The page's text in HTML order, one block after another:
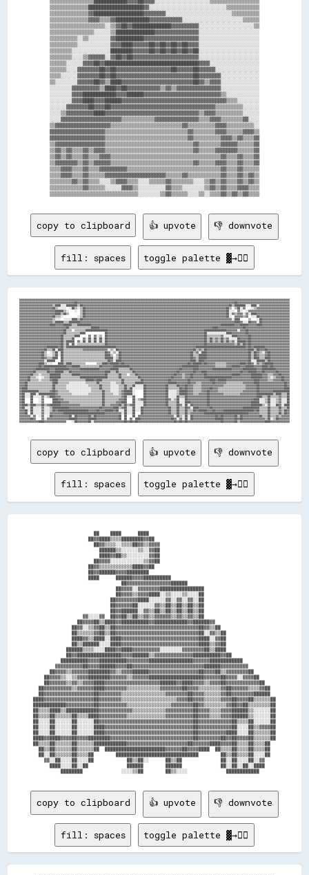
▒▒▒▒▒▒▒▒▒▒▒▒▒▒████████████████████▓▓░░░░░░░░░░░░░░░░░░░░░░░░░░░░▒▒▒▒▒▒▒▒▒▒▒▒
▒▒▒▒▒▒▒▒▒▒▒▒▒▒▓▓██████████████████▓▓▓▓▓▓▓▓░░░░░░░░░░░░░░░░░░░░░░░░▒▒▒▒▒▒▒▒▒▒
▒▒▒▒▒▒▒▒▒▒▒▒▒▒▓▓▓▓▒▒▒▒▓▓████████████▓▓▓▓▓▓▓▓▓▓▓▓░░░░░░░░░░░░░░░░░░░░░░▒▒▒▒▒▒
▒▒▒▒▒▒▒▒▒▒▒▒▒▒▒▒▒▒▒▒░░▒▒▓▓██▓▓██████████████▓▓▓▓▓▓▓▓▓▓░░░░░░░░░░░░░░░░░░░░▒▒
▒▒▒▒▒▒▒▒▒▒▒▒▒▒▒▒░░░░░░▒▒██████████████▓▓▓▓▓▓▓▓▓▓▓▓▓▓▓▓░░░░░░░░░░░░░░░░░░░░░░
▒▒▒▒▒▒▒▒▒▒░░▒▒░░░░░░░░▓▓██████████▓▓▓▓▓▓▓▓▓▓▓▓▓▓▓▓▓▓▓▓░░░░░░░░░░░░░░░░░░░░░░
▒▒▒▒▒▒▒▒▒▒░░░░░░░░░░░░▓▓▓▓████▓▓▓▓▓▓██▓▓██▓▓██▓▓██▓▓▓▓░░░░░░░░░░░░░░░░░░░░░░
▒▒▒▒▒▒▒▒░░░░░░░░░░░░░░████████▓▓▓▓▓▓██▓▓██▓▓██▓▓██▓▓██░░░░░░░░░░░░░░░░░░░░░░
▒▒▒▒▒▒▒▒░░░░▒▒▓▓▓▓▓▓░░▓▓██▓▓██▓▓▓▓▓▓▓▓▓▓▓▓▓▓▓▓▓▓▓▓▓▓▓▓░░░░░░░░░░░░░░░░░░░░░░
▒▒▒▒▒▒░░░░░░▓▓▓▓██▓▓██████████████████████████████████▓▓▓▓░░░░░░░░░░░░░░░░░░
▒▒▒▒▒▒░░░░▓▓▓▓▓▓▓▓██▓▓██▓▓▓▓▓▓▓▓▓▓▓▓▓▓▓▓▓▓▓▓██▓▓▓▓▓▓██▓▓▓▓▓▓░░░░░░░░░░░░░░░░
▒▒▒▒░░░░░░▓▓▓▓▓▓▓▓██▓▓██▓▓▓▓▓▓▓▓▓▓▓▓▓▓▓▓▓▓▓▓▓▓▓▓▓▓▓▓██▓▓▓▓▓▓▓▓░░░░░░░░░░░░░░
▒▒░░░░░░░░▓▓▓▓▓▓██▓▓▒▒████▓▓▓▓▓▓▓▓▓▓▓▓▓▓▓▓▓▓▓▓▓▓▓▓▓▓██▓▓▒▒▓▓▓▓░░░░░░░░░░░░░░
░░░░░░░░▓▓▓▓▓▓▓▓▓▓▒▒████▓▓██▓▓▓▓▓▓▓▓▓▓▓▓▒▒▓▓▒▒▓▓▓▓▓▓▓▓▓▓▓▓▓▓▓▓░░░░░░░░░░░░░░
░░░░░░░░▓▓▓▓████████████▓▓▓▓██████▓▓▓▓▓▓▓▓▓▓▓▓▓▓▓▓▓▓▓▓▓▓▓▓▓▓▓▓▒▒░░░░░░░░░░░░
░░░░░░░░▓▓▓▓████▓▓▓▓██████▓▓▓▓▓▓▓▓▓▓▓▓▓▓▓▓▓▓▓▓▓▓▓▓▓▓▓▓▓▓▓▓▓▓▓▓▓▓▒▒▒▒░░░░░░░░
░░░░░░▓▓▓▓▓▓▓▓██▓▓▓▓██▓▓▓▓▓▓▓▓▓▓▓▓▓▓▓▓▓▓▓▓▓▓▓▓▓▓▓▓▓▓▓▓▓▓▓▓▓▓▒▒▒▒▒▒▒▒▒▒░░░░░░
░░░░▒▒▓▓▓▓▓▓▓▓▓▓████▓▓▓▓▓▓▓▓▓▓▓▓▓▓▓▓▓▓▓▓▓▓▓▓▓▓▓▓▓▓▓▓▓▓▒▒▓▓▓▓▒▒▒▒▒▒▒▒▒▒░░░░░░
░░░░▓▓▓▓▓▓▓▓▓▓▓▓▓▓▓▓▓▓▓▓▓▓▒▒▒▒▒▒▒▒▒▒▒▒▓▓▓▓▓▓▓▓▓▓▓▓▓▓▓▓▒▒▒▒▓▓▓▓▒▒▒▒▒▒▒▒▓▓░░░░
▒▒▓▓▓▓▓▓▓▓▓▓▓▓▓▓▓▓▓▓▓▓▒▒▒▒▒▒▒▒▒▒▒▒▒▒▒▒▒▒▒▒▒▒▒▒▒▒▓▓▒▒▒▒▒▒▒▒▒▒▓▓▓▓▒▒▒▒▒▒▒▒▒▒░░
▓▓▓▓▓▓▓▓▓▓▓▓▓▓▓▓▓▓▓▓▒▒▒▒▒▒▒▒▒▒▒▒▒▒▒▒▒▒▒▒▒▒▒▒▒▒▒▒▒▒▓▓▒▒▒▒▒▒▒▒▓▓▓▓▒▒▒▒▒▒▓▓▓▓▒▒
▓▓▓▓▓▓▓▓▓▓▓▓▓▓▓▓▓▓▓▓▒▒▒▒▒▒▒▒▒▒▒▒▒▒▒▒▒▒▒▒▒▒▒▒▒▒▒▒▒▒▓▓▒▒▒▒▒▒▒▒▒▒▓▓▓▓▒▒▓▓▒▒▒▒▓▓
▒▒▓▓▓▓▓▓▓▓▓▓▓▓▓▓▓▓▓▓▒▒▒▒▒▒▒▒▒▒▒▒▒▒▒▒▒▒▒▒▒▒▒▒▒▒▒▒▒▒▒▒▓▓▒▒▒▒▒▒▒▒▓▓▓▓▓▓▒▒▒▒▒▒▓▓
▒▒▓▓▒▒▓▓▒▒▒▒▓▓▒▒▓▓▓▓▒▒▒▒▒▒▒▒▒▒▒▒▒▒▒▒▒▒▒▒▒▒▒▒▒▒▒▒▒▒▒▒▓▓▒▒▒▒▒▒▓▓▓▓▓▓▓▓▒▒▒▒▒▒▓▓
▒▒▓▓▒▒▓▓▒▒▒▒▓▓▒▒▒▒▓▓▓▓▒▒▒▒▒▒▒▒▒▒▒▒▒▒▒▒▒▒▒▒▒▒▒▒▒▒▒▒▒▒▒▒▒▒▒▒▒▒▒▒▓▓▒▒▒▒▓▓▒▒▒▒▓▓
▒▒▓▓▓▓▓▓▓▓▒▒▓▓▒▒▓▓▓▓▓▓▒▒▒▒▒▒▒▒▒▒▒▒▒▒▒▒▒▒▒▒▒▒▒▒▒▒▒▒▒▒▓▓▒▒▒▒▒▒▓▓▓▓▒▒▒▒▓▓▒▒▒▒▓▓
▒▒▒▒▓▓▓▓▒▒▒▒▓▓▒▒▒▒▓▓▓▓▓▓▓▓▓▓▒▒▒▒▒▒▒▒▒▒▒▒▒▒▒▒▒▒▒▒▒▒▒▒▒▒▒▒▒▒▒▒▒▒▓▓▒▒▒▒▓▓▒▒▒▒▒▒
▒▒▒▒▓▓▓▓▒▒▒▒▓▓▒▒▒▒▒▒▓▓▓▓▓▓▓▓▓▓▓▓▓▓▓▓▓▓▓▓▓▓▒▒▒▒▒▒▓▓▒▒▒▒▒▒▒▒▒▒▒▒▓▓▒▒▒▒▓▓▒▒▓▓▒▒
▒▒▒▒▒▒▒▒▓▓▒▒▓▓▒▒▒▒░░░░▒▒▓▓▓▓▒▒▒▒░░░░▒▒▒▒▒▒▓▓▒▒▒▒▒▒▒▒░░░░▒▒▓▓▒▒▓▓▒▒▒▒▓▓▒▒▓▓▒▒
▒▒▒▒▒▒▒▒▒▒▒▒▓▓▒▒▒▒▒▒░░░░░░▓▓▓▓▒▒░░░░░░░░░░▓▓▒▒▒▒░░░░░░░░▒▒▓▓▒▒▓▓▒▒▒▒▓▓▓▓▒▒▒▒
copy to clipboard 👍 upvote 👎 downvote
fill: spaces toggle palette ▓→✊🏽
▓▓▓▓▓▓▓▓▓▓▓▓▓▓▓▓▓▓▓▓▓▓▓▓▓▓▓▓▓▓▓▓▓▓▓▓▓▓▓▓▓▓▓▓▓▓▓▓▓▓▓▓▓▓▓▓▓▓▓▓▓▓▓▓▓▓▓▓▓▓▓▓▓▓▓▓▓▓▓▓▓▓▓▓▓▓▓▓▓▓▓▓▓▓▓▓▓▓▓▓▓▓▓▓▓▓▓▓▓▓▓▓▓▓▓▓▓▓▓▓▓▓▓▓▓▓▓▓▓▓▓▓▓▓▓▓▓▓▓▓▓▓▓▓▓▓▓▓▓▓▓▓▓▓▓▓▓▓▓▓▓▓▓▓▓▓▓▓▓▓▓▓▓▓▓▓▓▓▓▓▓▓▓▓▓▓▓▓▓▓▓▓▓▓▓▓
▓▓▓▓▓▓▓▓▓▓▓▓▓▓▓▓▓▓▓▓▓▓▓▓▓▓▓▓▓▓▓▓▓▓▓▓▓▓▓▓██▓▓▓▓▓▓▓▓▓▓▓▓▓▓▓▓▓▓▓▓▓▓▓▓▓▓▓▓▓▓▓▓▓▓▓▓▓▓▓▓▓▓▓▓▓▓▓▓▓▓▓▓▓▓▓▓▓▓▓▓▓▓▓▓▓▓▓▓▓▓▓▓▓▓▓▓▓▓▓▓▓▓▓▓▓▓▓▓▓▓▓▓▓▓▓▓▓▓▓▓▓▓▓▓▓▓▓▓▓▓▓▓▓▓██▓▓▓▓▓▓▓▓▓▓▓▓▓▓▓▓▓▓▓▓▓▓▓▓▓▓▓▓▓▓▓▓▓▓▓▓▓▓
▓▓▓▓▓▓▓▓▓▓▓▓▓▓▓▓▓▓▓▓▓▓▓▓▒▒████░░░░████████▒▒██▓▓▓▓▓▓▓▓▓▓▓▓▓▓▓▓▓▓▓▓▓▓▓▓▓▓▓▓▓▓▓▓▓▓▓▓▓▓▓▓▓▓▓▓▓▓▓▓▓▓▓▓▓▓▓▓▓▓▓▓▓▓▓▓▓▓▓▓▓▓▓▓▓▓▓▓▓▓▓▓▓▓▓▓▓▓▓▓▓▓▓▓▓▓▓▓▓▓▓▓▓▓▓▓▓▓██▒▒████████░░░░████░░▓▓▓▓▓▓▓▓▓▓▓▓▓▓▓▓▓▓▓▓▓▓
▓▓▓▓▓▓▓▓▓▓▓▓▓▓▓▓▓▓▓▓▓▓▓▓██▒▒░░░░░░  ░░██▒▒░░▒▒██▓▓▓▓▓▓▓▓▓▓▓▓▓▓▓▓▓▓▓▓▓▓▓▓▓▓▓▓▓▓▓▓▓▓▓▓▓▓▓▓▓▓▓▓▓▓▓▓▓▓▓▓▓▓▓▓▓▓▓▓▓▓▓▓▓▓▓▓▓▓▓▓▓▓▓▓▓▓▓▓▓▓▓▓▓▓▓▓▓▓▓▓▓▓▓▓▓▓▓▓▓▓██▒▒  ▒▒██░░▓▓    ░░▒▒▓▓▓▓▓▓▓▓▓▓▓▓▓▓▓▓▓▓▓▓▓▓▓▓
▓▓▓▓▓▓▓▓▓▓▓▓▓▓▓▓▓▓▓▓▓▓▓▓▓▓██████▒▒░░    ░░  ▒▒██▓▓▓▓▓▓▓▓▓▓▓▓▓▓▓▓▓▓▓▓▓▓▓▓▓▓▓▓▓▓▓▓▓▓▓▓▓▓▓▓▓▓▓▓▓▓▓▓▓▓▓▓▓▓▓▓▓▓▓▓▓▓▓▓▓▓▓▓▓▓▓▓▓▓▓▓▓▓▓▓▓▓▓▓▓▓▓▓▓▓▓▓▓▓▓▓▓▓▓▓▓▓██░░░░  ▓▓░░  ░░▓▓▓▓▓▓▓▓▓▓▓▓▓▓▓▓▓▓▓▓▓▓▓▓▓▓▓▓▓▓
▓▓▓▓▓▓▓▓▓▓▓▓▓▓▓▓▓▓▓▓▓▓▓▓▓▓████▒▒██▒▒        ▒▒██▓▓▓▓▓▓▓▓▓▓▓▓▓▓▓▓▓▓▓▓▓▓▓▓▓▓▓▓▓▓▓▓▓▓▓▓▓▓▓▓▓▓▓▓▓▓▓▓▓▓▓▓▓▓▓▓▓▓▓▓▓▓▓▓▓▓▓▓▓▓▓▓▓▓▓▓▓▓▓▓▓▓▓▓▓▓▓▓▓▓▓▓▓▓▓▓▓▓▓▓▓▓██░░▓▓▒▒▓▓▓▓░░▓▓░░████▓▓▓▓▓▓▓▓▓▓▓▓▓▓▓▓▓▓▓▓▓▓▓▓
▓▓▓▓▓▓▓▓▓▓▓▓▓▓▓▓▓▓▓▓▓▓▓▓██▒▒▒▒░░          ░░▒▒██▓▓▓▓▓▓▓▓▓▓▓▓▓▓▓▓▓▓▓▓▓▓▓▓▓▓▓▓▓▓▓▓▓▓▓▓▓▓▓▓▓▓▓▓▓▓▓▓▓▓▓▓▓▓▓▓▓▓▓▓▓▓▓▓▓▓▓▓▓▓▓▓▓▓▓▓▓▓▓▓▓▓▓▓▓▓▓▓▓▓▓▓▓▓▓▓▓▓▓▓▓▓██░░  ▓▓▓▓▓▓▒▒▓▓  ░░░░██▓▓▓▓▓▓▓▓▓▓▓▓▓▓▓▓▓▓▓▓▓▓
▓▓▓▓▓▓▓▓▓▓▓▓▓▓▓▓▓▓▓▓▓▓▓▓▒▒░░░░  ░░░░░░████▒▒██▓▓▓▓▓▓▓▓▓▓▓▓▓▓▓▓▓▓▓▓▓▓▓▓▓▓▓▓▓▓▓▓▓▓▓▓▓▓▓▓▓▓▓▓▓▓▓▓▓▓▓▓▓▓▓▓▓▓▓▓▓▓▓▓▓▓▓▓▓▓▓▓▓▓▓▓▓▓▓▓▓▓▓▓▓▓▓▓▓▓▓▓▓▓▓▓▓▓▓▓▓▓▓▓▓▓▓▓░░████      ▒▒    ░░██▓▓▓▓▓▓▓▓▓▓▓▓▓▓▓▓▓▓▓▓
▓▓▓▓▓▓▓▓▓▓▓▓▓▓▓▓▓▓▓▓▓▓▓▓▒▒██████▒▒▒▒████████▓▓▓▓▓▓▓▓▓▓▓▓▓▓▓▓▓▓▓▓▓▓▓▓▓▓▓▓▓▓▓▓▓▓▓▓▓▓▓▓▓▓▓▓▓▓▓▓▓▓▓▓▓▓▓▓▓▓▓▓▓▓▓▓▓▓▓▓▓▓▓▓▓▓▓▓▓▓▓▓▓▓▓▓▓▓▓▓▓▓▓▓▓▓▓▓▓▓▓▓▓▓▓▓▓▓▓▓▓▓▓▓████▓▓░░░░██▓▓▓▓░░██▓▓▓▓▓▓▓▓▓▓▓▓▓▓▓▓▓▓▓▓
▓▓▓▓▓▓▓▓▓▓▓▓▓▓▓▓▓▓▓▓▓▓████▓▓▓▓▓▓██████▒▒▒▒██████████▓▓▓▓▓▓▓▓▓▓▓▓▓▓▓▓▓▓▓▓▓▓▓▓▓▓▓▓▓▓▓▓▓▓▓▓▓▓▓▓▓▓▓▓▓▓▓▓▓▓▓▓▓▓▓▓▓▓▓▓▓▓▓▓▓▓▓▓▓▓▓▓▓▓▓▓▓▓▓▓▓▓▓▓▓▓▓▓▓▓▓▓▓▓██████████▓▓▓▓██████▓▓▓▓▓▓████▓▓▓▓▓▓▓▓▓▓▓▓▓▓▓▓▓▓▓▓
▓▓▓▓▓▓▓▓▓▓▓▓▓▓▓▓▓▓▓▓▓▓▓▓▓▓▓▓▓▓▓▓▓▓██▒▒▒▒▒▒▒▒▒▒▒▒▒▒▒▒██████▓▓▓▓▓▓▓▓▓▓▓▓▓▓▓▓▓▓▓▓▓▓▓▓▓▓▓▓▓▓▓▓▓▓▓▓▓▓▓▓▓▓▓▓▓▓▓▓▓▓▓▓▓▓▓▓▓▓▓▓▓▓▓▓▓▓▓▓▓▓▓▓▓▓▓▓▓▓▓▓▓▓████▓▓▓▓▓▓▓▓▓▓▓▓▓▓▓▓▓▓██▓▓▓▓▓▓▓▓▓▓▓▓▓▓▓▓▓▓▓▓▓▓▓▓▓▓▓▓▓▓▓▓
▓▓▓▓▓▓▓▓▓▓▓▓▓▓▓▓▓▓▓▓▓▓▓▓▓▓▓▓▓▓▓▓██▒▒▒▒  ▒▒▒▒▒▒▒▒████████████████▓▓▓▓▓▓▓▓▓▓▓▓▓▓▓▓▓▓▓▓▓▓▓▓▓▓▓▓▓▓▓▓▓▓▓▓▓▓▓▓▓▓▓▓▓▓▓▓▓▓▓▓▓▓▓▓▓▓▓▓▓▓▓▓▓▓▓▓▓▓████████████████▓▓▓▓▓▓▓▓░░▓▓▓▓██▓▓▓▓▓▓▓▓▓▓▓▓▓▓▓▓▓▓▓▓▓▓▓▓▓▓▓▓▓▓
▓▓▓▓▓▓▓▓▓▓▓▓▓▓▓▓▓▓▓▓▓▓▓▓▓▓▓▓▓▓▓▓██▒▒▒▒▒▒▒▒▒▒████              ██▓▓▓▓▓▓▓▓▓▓▓▓▓▓▓▓▓▓▓▓▓▓▓▓▓▓▓▓▓▓▓▓▓▓▓▓▓▓▓▓▓▓▓▓▓▓▓▓▓▓▓▓▓▓▓▓▓▓▓▓▓▓▓▓▓▓▓▓▓▓██░░░░░░░░░░░░░░████▓▓▓▓▓▓▓▓▓▓██▓▓▓▓▓▓▓▓▓▓▓▓▓▓▓▓▓▓▓▓▓▓▓▓▓▓▓▓▓▓
▓▓▓▓▓▓▓▓▓▓▓▓▓▓▓▓▓▓▓▓▓▓▓▓▓▓▓▓▓▓██▒▒▒▒▒▒▒▒████      ▓▓  ▓▓░░▒▒  ██▓▓▓▓▓▓▓▓▓▓▓▓▓▓▓▓▓▓▓▓▓▓▓▓▓▓▓▓▓▓▓▓▓▓▓▓▓▓▓▓▓▓▓▓▓▓▓▓▓▓▓▓▓▓▓▓▓▓▓▓▓▓▓▓▓▓▓▓▓▓██▒▒▒▒▒▒▒▒▒▒▓▓░░░░░░████▓▓▓▓▓▓▓▓██▓▓▓▓▓▓▓▓▓▓▓▓▓▓▓▓▓▓▓▓▓▓▓▓▓▓▓▓
▓▓▓▓▓▓▓▓▓▓▓▓▓▓▓▓▓▓▓▓▓▓▓▓▓▓▓▓▓▓██▒▒▒▒▒▒██      ▓▓░░██░░██░░██░░██▓▓▓▓▓▓▓▓▓▓▓▓▓▓▓▓▓▓▓▓▓▓▓▓▓▓▓▓▓▓▓▓▓▓▓▓▓▓▓▓▓▓▓▓▓▓▓▓▓▓▓▓▓▓▓▓▓▓▓▓▓▓▓▓▓▓▓▓▓▓██▒▒██▒▒▓▓▒▒██▒▒▓▓░░░░░░██▓▓▓▓▓▓██▓▓▓▓▓▓▓▓▓▓▓▓▓▓▓▓▓▓▓▓▓▓▓▓▓▓▓▓
▓▓▓▓▓▓▓▓▓▓▓▓▓▓▓▓▓▓▓▓▓▓▓▓▓▓▓▓▓▓██▒▒██████  ▓▓░░██░░██░░██░░██░░██▓▓▓▓▓▓▓▓▓▓▓▓▓▓▓▓▓▓▓▓▓▓▓▓▓▓▓▓▓▓▓▓▓▓▓▓▓▓▓▓▓▓▓▓▓▓▓▓▓▓▓▓▓▓▓▓▓▓▓▓▓▓▓▓▓▓▓▓▓▓██▒▒██▒▒▓▓▒▒██▒▒██▒▒▓▓░░██████▓▓██▓▓▓▓▓▓▓▓▓▓▓▓▓▓▓▓▓▓▓▓▓▓▓▓▓▓▓▓
▓▓▓▓▓▓▓▓▓▓▓▓▓▓▓▓▓▓▓▓▓▓▓▓▓▓▓▓▓▓██▒▒██░░██░░▒▒▒▒▒▒▒▒▒▒▒▒▒▒▒▒▒▒▒▒██▓▓▓▓▓▓▓▓▓▓▓▓▓▓▓▓▓▓▓▓▓▓▓▓▓▓▓▓▓▓▓▓▓▓▓▓▓▓▓▓▓▓▓▓▓▓▓▓▓▓▓▓▓▓▓▓▓▓▓▓▓▓▓▓▓▓▓▓▓▓██▓▓▓▓▓▓▓▓▓▓▓▓▓▓▓▓▓▓▓▓▒▒██▒▒██▓▓██▓▓▓▓▓▓▓▓▓▓▓▓▓▓▓▓▓▓▓▓▓▓▓▓▓▓▓▓
▓▓▓▓▓▓▓▓▓▓▓▓▓▓▓▓▓▓▓▓████████▓▓██▒▒████████████████████████████████████▓▓▓▓▓▓▓▓▓▓▓▓▓▓▓▓▓▓▓▓▓▓▓▓▓▓▓▓▓▓▓▓▓▓▓▓▓▓▓▓▓▓▓▓▓▓▓▓▓▓▓▓▓▓▓▓▓▓████████████████████████████████████▓▓██▓▓████████▓▓▓▓▓▓▓▓▓▓▓▓▓▓▓▓▓▓
▓▓▓▓▓▓▓▓▓▓▓▓▓▓▓▓▓▓██▒▒▒▒██░░████▒▒▒▒▒▒▒▒▒▒▒▒▒▒▓▓▓▓▓▓▓▓▓▓▓▓▓▓▓▓▓▓░░▒▒░░██▓▓▓▓▓▓▓▓▓▓▓▓▓▓▓▓▓▓▓▓▓▓▓▓▓▓▓▓▓▓▓▓▓▓▓▓▓▓▓▓▓▓▓▓▓▓▓▓▓▓▓▓▓▓██▒▒▓▓▒▒██▓▓▓▓▓▓▓▓▓▓▓▓▓▓▓▓▓▓▓▓▓▓▓▓▓▓▓▓▓▓████▒▒██▓▓▓▓██▓▓▓▓▓▓▓▓▓▓▓▓▓▓▓▓
▓▓▓▓▓▓▓▓▓▓▓▓▓▓▓▓██▒▒  ░░▒▒██░░██▒▒▒▒▒▒▒▒▒▒▒▒▒▒▒▒▒▒▒▒▒▒▒▒▒▒▒▒▒▒██▓▓░░▒▒░░██▓▓▓▓▓▓▓▓▓▓▓▓▓▓▓▓▓▓▓▓▓▓▓▓▓▓▓▓▓▓▓▓▓▓▓▓▓▓▓▓▓▓▓▓▓▓▓▓▓▓██▒▒▓▓░░████▓▓▓▓▓▓▓▓▓▓▓▓▓▓▓▓▓▓▓▓▓▓▓▓▓▓▓▓▓▓██▒▒██▓▓▒▒░░▓▓██▓▓▓▓▓▓▓▓▓▓▓▓▓▓
▓▓▓▓▓▓▓▓▓▓▓▓▓▓▓▓██▒▒░░░░▒▒██░░██▒▒▒▒▒▒▒▒▒▒▒▒▒▒▒▒▒▒▒▒▒▒▒▒▒▒▒▒▒▒████▒▒  ▒▒██▓▓▓▓▓▓▓▓▓▓▓▓▓▓▓▓▓▓▓▓▓▓▓▓▓▓▓▓▓▓▓▓▓▓▓▓▓▓▓▓▓▓▓▓▓▓▓▓▓▓██▒▒▒▒██████▓▓▓▓▓▓▓▓▓▓▓▓▓▓▓▓▓▓▓▓▓▓▓▓▓▓▓▓▓▓██▒▒██▓▓▒▒▒▒▓▓██▓▓▓▓▓▓▓▓▓▓▓▓▓▓
▓▓▓▓▓▓▓▓▓▓▓▓▓▓▓▓██▓▓▒▒▒▒████  ██▒▒▒▒▒▒▒▒▒▒▒▒▒▒▒▒▒▒▒▒▒▒▒▒▒▒▒▒▒▒██████░░▒▒██▓▓▓▓▓▓▓▓▓▓▓▓▓▓▓▓▓▓▓▓▓▓▓▓▓▓▓▓▓▓▓▓▓▓▓▓▓▓▓▓▓▓▓▓▓▓▓▓▓▓██▓▓▒▒██████▓▓▓▓▓▓▓▓▓▓▓▓▓▓▓▓▓▓▓▓▓▓▓▓▓▓▓▓▓▓██▒▒████▒▒▒▒████▓▓▓▓▓▓▓▓▓▓▓▓▓▓
▓▓▓▓▓▓▓▓▓▓▓▓▓▓▓▓▓▓░░██████    ██▒▒▒▒▒▒▒▒▒▒▒▒▒▒▒▒▒▒▒▒▒▒▒▒▒▒▒▒▒▒▒▒██▓▓░░████▓▓▓▓▓▓▓▓▓▓▓▓▓▓▓▓▓▓▓▓▓▓▓▓▓▓▓▓▓▓▓▓▓▓▓▓▓▓▓▓▓▓▓▓▓▓▓▓▓▓████▒▒████▓▓▓▓▓▓▓▓▓▓▓▓▓▓▓▓▓▓▓▓▓▓▓▓▓▓▓▓▓▓▓▓██░░░░██████▒▒██▓▓▓▓▓▓▓▓▓▓▓▓▓▓
▓▓▓▓▓▓▓▓▓▓▓▓▓▓████▒▒░░░░    ████▒▒████▒▒▒▒▒▒▒▒▒▒        ▒▒▒▒████▓▓██████▓▓██▓▓▓▓▓▓▓▓▓▓▓▓▓▓▓▓▓▓▓▓▓▓▓▓▓▓▓▓▓▓▓▓▓▓▓▓▓▓▓▓▓▓▓▓▓▓██▓▓██████▓▓██▓▓▓▓▓▓▒▒▒▒▒▒▒▒▓▓▓▓▓▓▓▓▓▓████▓▓██▓▓░░▓▓▒▒▓▓██████▓▓▓▓▓▓▓▓▓▓▓▓
▓▓▓▓▓▓▓▓▓▓▓▓▓▓██▓▓████████████████▓▓▓▓██████▒▒▒▒▒▒▒▒▒▒▒▒▒▒██▓▓▓▓▓▓▓▓████████████▓▓▓▓▓▓▓▓▓▓▓▓▓▓▓▓▓▓▓▓▓▓▓▓▓▓▓▓▓▓▓▓▓▓▓▓▓▓████████████▓▓▓▓▓▓▓▓▓▓▓▓▒▒▒▒▒▒▒▒▓▓▓▓██████▓▓▓▓██████▓▓▓▓▓▓████▓▓██▓▓▓▓▓▓▓▓▓▓▓▓
▓▓▓▓▓▓▓▓▓▓▓▓██████████▓▓▓▓██████████▓▓▓▓▓▓▓▓██████████████▓▓▓▓▓▓▓▓██████▒▒▒▒▒▒▒▒██▓▓▓▓▓▓▓▓▓▓▓▓▓▓▓▓▓▓▓▓▓▓▓▓▓▓▓▓▓▓▓▓▓▓██▓▓▓▓▓▓▓▓████▓▓▓▓▓▓▓▓▓▓██████████████▓▓▓▓▓▓▓▓██████████▓▓▓▓██████████▓▓▓▓▓▓▓▓▓▓
▓▓▓▓▓▓▓▓▓▓██▒▒▒▒▒▒▒▒██▓▓▓▓██████▒▒▒▒██▓▓▓▓▓▓▓▓▓▓▓▓▓▓▓▓▓▓▓▓▓▓▓▓████▒▒▒▒██▒▒▒▒▒▒▒▒▒▒██▓▓▓▓▓▓▓▓▓▓▓▓▓▓▓▓▓▓▓▓▓▓▓▓▓▓▓▓▓▓██▓▓▓▓▓▓▓▓▓▓██▓▓▓▓████▓▓▓▓▓▓▓▓▓▓▓▓▓▓▓▓▓▓▓▓▓▓▓▓██▓▓▓▓██████▓▓▓▓██▓▓▓▓▓▓▓▓██▓▓▓▓▓▓▓▓
▓▓▓▓▓▓▓▓██▒▒▒▒░░▒▒▒▒▒▒████████▒▒▒▒▒▒▒▒██████▓▓▓▓▓▓▓▓▓▓▓▓▓▓▓▓▓▓██▒▒▒▒▒▒▒▒██▒▒▒▒  ▒▒▒▒██▓▓▓▓▓▓▓▓▓▓▓▓▓▓▓▓▓▓▓▓▓▓▓▓▓▓██▓▓▓▓▒▒▓▓▓▓██▓▓▓▓▓▓▓▓██▓▓▓▓▓▓▓▓▓▓▓▓▓▓▓▓▓▓██████▓▓▓▓▓▓▓▓████████▓▓▓▓▒▒▒▒▓▓▓▓██▓▓▓▓▓▓
▓▓▓▓▓▓██▒▒▒▒░░  ░░▒▒▒▒████████▒▒▒▒▒▒▒▒▒▒▒▒▒▒████████████████████▒▒▒▒▒▒▒▒██▒▒▒▒▒▒▒▒▒▒▒▒██▓▓▓▓▓▓▓▓▓▓▓▓▓▓▓▓▓▓▓▓▓▓██▓▓▓▓▓▓▒▒▓▓▓▓██▓▓▓▓▓▓▓▓████████████████████▓▓▓▓▓▓▓▓▓▓▓▓▓▓████████▓▓▓▓▒▒░░▒▒▓▓▓▓██▓▓▓▓
▓▓▓▓▓▓██▒▒▒▒▒▒░░▒▒▒▒▒▒▓▓████▒▒▒▒▒▒▒▒▒▒▒▒▒▒▒▒▒▒▒▒██████▓▓████▒▒▒▒▒▒▒▒▒▒▒▒▒▒██▒▒▒▒▒▒▒▒▒▒▒▒██▓▓▓▓▓▓▓▓▓▓▓▓▓▓▓▓▓▓██▓▓▓▓▓▓▓▓▓▓▓▓██▓▓▓▓▓▓▓▓▓▓▓▓▓▓████▓▓██████▓▓▓▓▓▓▓▓▓▓▓▓▓▓▓▓▓▓▓▓████▓▓▓▓▓▓▒▒▒▒▓▓▓▓▓▓██▓▓▓▓
▓▓▓▓██▒▒▒▒▒▒▒▒▒▒▒▒▒▒▒▒▒▒████▒▒▒▒▒▒▒▒░░░░░░░░░░░░▒▒▒▒▒▒▒▒██▒▒▒▒▒▒▒▒░░░░▒▒▒▒██▒▒▒▒▒▒▒▒██████▓▓▓▓▓▓▓▓▓▓▓▓▓▓▓▓▓▓██████▓▓▓▓▓▓▓▓██▓▓▓▓▒▒▒▒▓▓▓▓▓▓▓▓██▓▓▓▓▓▓▓▓▒▒▒▒▒▒▒▒▒▒▒▒▓▓▓▓▓▓▓▓████▓▓▓▓▓▓▓▓▓▓▓▓▓▓▓▓▓▓██▓▓
▓▓▓▓██▒▒▒▒▒▒▒▒▒▒▒▒▒▒▒▒▒▒██▒▒▒▒▒▒▒▒░░░░░░░░░░░░░░░░▒▒▒▒▒▒▒▒██▒▒▒▒▒▒░░░░░░▒▒▒▒██▒▒▒▒██░░░░░░██▓▓▓▓▓▓▓▓▓▓▓▓▓▓██▒▒▒▒▒▒██▓▓▓▓██▓▓▓▓▒▒▒▒▒▒▓▓▓▓▓▓▓▓▓▓▓▓▓▓▓▓▒▒▒▒▒▒▒▒▒▒▒▒▒▒▒▒▓▓▓▓▓▓▓▓██▓▓▓▓▓▓▓▓▓▓▓▓▓▓▓▓▓▓██▓▓
▓▓████▒▒▒▒▒▒▒▒▒▒▒▒▒▒▒▒▒▒██▒▒▒▒▒▒▒▒░░░░░░░░░░░░░░░░░░▒▒▒▒▒▒██▒▒▒▒▒▒░░░░░░▒▒▒▒██▒▒██░░░░░░░░██▓▓▓▓▓▓▓▓▓▓▓▓▓▓██▒▒▒▒▒▒▒▒██▓▓██▓▓▓▓▒▒▒▒▒▒▓▓▓▓▓▓██▓▓▓▓▒▒▒▒▒▒▒▒▒▒▒▒▒▒▒▒▒▒▒▒▓▓▓▓▓▓▓▓██▓▓▓▓▓▓▓▓▓▓▓▓▓▓▓▓▓▓████
▓▓████████████▒▒▒▒▒▒▒▒▓▓██▓▓▒▒▒▒▒▒▒▒░░░░░░░░░░░░░░░░▒▒▒▒▒▒▒▒██▒▒▒▒░░░░░░▒▒▓▓██████░░      ██▓▓▓▓▓▓▓▓▓▓▓▓▓▓██░░░░░░▒▒██████▓▓▓▓▒▒▒▒▒▒▓▓▓▓██▓▓▓▓▓▓▒▒▒▒▒▒▒▒▒▒▒▒▒▒▒▒▒▒▓▓▓▓▓▓▓▓▓▓██▓▓▓▓▓▓▓▓▓▓████████████
▓▓██░░░░████░░████████████▓▓▒▒▒▒▒▒▒▒▒▒░░░░░░░░░░░░▒▒▒▒▒▒▒▒▒▒██▒▒▒▒▒▒░░░░▒▒▓▓██████░░      ██▓▓▓▓▓▓▓▓▓▓▓▓▓▓██░░░░░░▒▒██████▓▓▓▓▒▒▒▒▓▓▓▓▓▓██▓▓▓▓▓▓▓▓▓▓▒▒▒▒▒▒▒▒▒▒▒▒▓▓▓▓▓▓▓▓▓▓▓▓████████████▒▒████▒▒▒▒██
▓▓██░░░░██░░░░░░▓▓░░▒▒████▓▓▓▓▒▒▒▒▒▒▒▒▒▒▒▒▒▒▒▒▒▒▒▒▒▒▒▒▒▒▒▒▒▒██▒▒▒▒▒▒▒▒▒▒▒▒▓▓██░░░░██      ██▓▓▓▓▓▓▓▓▓▓▓▓▓▓██░░░░░░██▒▒▒▒██▓▓▓▓▓▓▓▓▓▓▓▓▓▓██▓▓▓▓▓▓▓▓▓▓▓▓▓▓▓▓▓▓▓▓▓▓▓▓▓▓▓▓▓▓▓▓▓▓████▒▒▒▒██▒▒▒▒▒▒▓▓▒▒▒▒██
▓▓██    ██    ░░▓▓      ████▓▓▓▓▒▒▒▒▒▒▒▒▒▒▒▒▒▒▒▒▒▒▒▒▒▒▒▒▒▒▒▒██▒▒▒▒▒▒▒▒▒▒▓▓▓▓██    ██░░▒▒▓▓██▓▓▓▓▓▓▓▓▓▓▓▓▓▓██▓▓░░▒▒██░░░░██▓▓▓▓▓▓▓▓▓▓▓▓▓▓██▓▓▓▓▓▓▓▓▓▓▓▓▓▓▓▓▓▓▓▓▓▓▓▓▓▓▓▓▓▓▓▓████░░░░▒▒██░░░░▒▒▓▓░░░░██
▓▓██    ██    ░░▓▓      ██████▓▓▓▓▓▓▒▒▒▒▒▒▒▒▒▒▒▒▒▒▒▒▒▒▒▒▒▒▒▒██▒▒▒▒▒▒▒▒▓▓▓▓████    ██░░░░░░██▓▓▓▓▓▓▓▓▓▓▓▓▓▓██▒▒▒▒▒▒██░░░░████▓▓▓▓▓▓▓▓▓▓▓▓██▓▓▓▓▓▓▓▓▓▓▓▓▓▓▓▓▓▓▓▓▓▓▓▓▓▓▓▓▓▓██████░░░░▒▒██░░░░▒▒▓▓░░░░██
▓▓████▒▒████▒▒▒▒██▒▒▓▓████████▓▓▓▓▓▓▓▓▓▓▓▓▓▓▒▒▒▒▒▒▒▒▒▒▒▒▒▒▒▒██▒▒▒▒▓▓▓▓▓▓██▒▒██▒▒▓▓██░░░░░░██▓▓▓▓▓▓▓▓▓▓▓▓▓▓██▒▒▒▒▒▒██▓▓░░██░░██▓▓▓▓▓▓▓▓▓▓██▓▓▓▓▓▓▓▓▓▓▓▓▓▓▓▓▓▓▓▓▓▓▓▓▓▓▓▓▓▓████████▒▒░░▓▓░░░░██▓▓░░████
▓▓██░░░░██░░░░░░▓▓░░░░▒▒████████████▓▓▓▓▓▓▓▓▓▓▓▓▓▓▓▓▓▓▓▓▓▓██▓▓▓▓▓▓▓▓████▒▒▓▓██░░░░██░░░░██▓▓▓▓▓▓▓▓▓▓▓▓▓▓▓▓▓▓██▒▒▒▒██▒▒▒▒██▓▓░░████▓▓▓▓▓▓▓▓██▓▓▓▓▓▓▓▓▓▓▓▓▓▓▓▓▓▓▓▓▓▓████████████▒▒▒▒▒▒██▒▒▒▒▒▒██▒▒▒▒██
▓▓▓▓██░░██░░░░░░▓▓░░░░▒▒██▓▓██████████████████████▓▓▓▓▓▓██▓▓▓▓██████▓▓██░░░░██░░░░██░░░░██▓▓▓▓▓▓▓▓▓▓▓▓▓▓▓▓▓▓██▒▒▒▒██▒▒▒▒██▒▒▒▒██▓▓██████▓▓▓▓██▓▓▓▓▓▓██████████████████████▓▓██▒▒▒▒▒▒██▒▒▒▒▒▒▓▓▒▒██▓▓
▓▓▓▓██  ██░░░░░░▓▓░░░░▓▓▓▓▓▓▓▓▓▓██████████████████████████████▓▓▓▓▓▓▓▓▓▓▓▓░░██░░░░██    ██▓▓▓▓▓▓▓▓▓▓▓▓▓▓▓▓▓▓██▒▒▒▒██▒▒▒▒██▒▒▓▓▓▓▓▓▓▓▓▓████████████████████████████████▓▓▓▓▓▓▓▓▒▒▒▒▒▒██▒▒▒▒▒▒██▒▒██▓▓
▓▓▓▓▓▓▓▓░░▓▓  ░░▓▓  ░░██▓▓▓▓▓▓▓▓▓▓▓▓██░░██▓▓▓▓▓▓▓▓██▒▒██▓▓▓▓▓▓▓▓▓▓▓▓▓▓▓▓██  ██    ██  ▓▓▓▓▓▓▓▓▓▓▓▓▓▓▓▓▓▓▓▓▓▓▓▓▓▓░░██▒▒░░██░░██▓▓▓▓▓▓▓▓▓▓▓▓▓▓▓▓██▓▓██▓▓▓▓▓▓▓▓██▒▒██▓▓▓▓▓▓▓▓▓▓▓▓██▒▒▒▒██▒▒▒▒▓▓▒▒▓▓▓▓▓▓
▓▓▓▓▓▓▓▓██▓▓    ▓▓░░▓▓▓▓▓▓▓▓▓▓▓▓▓▓▓▓██████▓▓▓▓▓▓▓▓██████▓▓▓▓▓▓▓▓▓▓▓▓▓▓▓▓██  ██  ▓▓  ████▓▓▓▓▓▓▓▓▓▓▓▓▓▓▓▓▓▓▓▓▓▓██▓▓░░▓▓░░██░░██▓▓▓▓▓▓▓▓▓▓▓▓▓▓▓▓██████▓▓▓▓▓▓▓▓██▓▓██▓▓▓▓▓▓▓▓▓▓▓▓▓▓▓▓▒▒██░░▒▒██▓▓▓▓▓▓▓▓
copy to clipboard 👍 upvote 👎 downvote
fill: spaces toggle palette ▓→✊🏽
                      ██    ████      ████
                    ██▓▓████▒▒▒▒████████▓▓██
                      ██▓▓▒▒▒▒░░▒▒▒▒██▓▓▒▒▓▓▓▓
                        ██████▒▒░░░░░░▒▒░░▓▓██
                        ████▓▓██▒▒░░░░░░░░▓▓██
                      ██▓▓▓▓░░░░░░░░░░░░▒▒▓▓██
                    ██▓▓▒▒▒▒▒▒▒▒▒▒▒▒████▓▓██
                    ██▓▓██████▓▓▓▓████████
                    ████      ██████▓▓▓▓██████████
                                ██▓▓▓▓▓▓▓▓▓▓▓▓▓▓▓▓██████
                              ██▓▓▓▓░░▓▓▓▓▓▓▓▓████████████████
                              ██▓▓▓▓▒▒▓▓▓▓████░░▒▒░░░░▒▒░░░░██
                            ██▓▓▓▓▓▓▓▓████░░░░░░▓▓░░▓▓░░▓▓░░██
                            ██▓▓▓▓▓▓██░░░░░░▓▓▒▒██▒▒██▒▒██▒▒██
                            ██▓▓██████░░▓▓▒▒██▒▒██▒▒██▒▒██▒▒██
                  ▓▓░░░░▓▓  ██▓▓██▒▒██▒▒▓▓▒▒▓▓▓▓▓▓▒▒▓▓▒▒▓▓▒▒██
                ██▓▓▓▓██▒▒████▓▓██████████▓▓████████████▓▓██████▓▓
              ██▓▓░░▒▒▓▓██▒▒██▓▓▓▓▓▓▓▓▓▓▓▓▓▓▓▓▓▓▓▓▓▓▓▓▓▓▓▓▓▓██▓▓▒▒██
              ██▒▒▒▒▒▒▓▓██▒▒██▓▓▓▓▓▓▓▓▓▓▓▓▓▓▓▓▓▓▓▓▓▓▓▓▓▓▓▓▓▓██░░▓▓▒▒██
              ████▓▓▒▒████░░████▓▓▓▓▓▓▓▓▓▓▓▓▓▓▓▓▓▓▓▓▓▓▓▓▓▓▓▓████░░▓▓██
              ██▒▒██████░░░░████▓▓▓▓▓▓▓▓▓▓▓▓▓▓▓▓▓▓▓▓▓▓▓▓▓▓▓▓████▒▒▓▓██
            ██████▒▒▒▒░░░░████▓▓████▓▓▓▓▓▓▓▓▓▓░░░░░░░░▓▓▓▓▓▓▓▓██▒▒████
            ██▓▓████████████████▓▓▓▓██████▒▒▓▓▓▓▓▓▓▓▓▓▓▓▓▓██████████▓▓██
          ██████████▓▓▓▓██████████▓▓▓▓▓▓▓▓████████████████▓▓▓▓▓▓████████████
        ▓▓▓▓▓▓▓▓▓▓██▓▓▓▓██████▓▓▓▓██▓▓▓▓▓▓▓▓▓▓▓▓▓▓▓▓▓▓▓▓▓▓▓▓▓▓██████▓▓▓▓▓▓▓▓▓▓
      ██▓▓▓▓▒▒▓▓▓▓▓▓████████▓▓▒▒▓▓▓▓██████▓▓▓▓▓▓▓▓▓▓▓▓▓▓▓▓▓▓██▓▓▓▓██▒▒▓▓▓▓▓▓▓▓██
    ██▓▓▓▓▒▒░░▒▒▓▓▓▓████████▓▓▓▓▓▓▒▒▓▓▓▓▓▓████████████████████▓▓▓▓▓▓██▓▓▓▓░░▓▓▓▓██
    ██▓▓▓▓▓▓▒▒▓▓▒▒▓▓▓▓████▓▓▓▓▓▓▓▓▓▓▓▓▓▓▓▓▓▓▓▓██████▓▓████▓▓▓▓▒▒▓▓▓▓██▓▓▓▓▓▓▓▓▓▓▓▓██
  ██▓▓▓▓▓▓▓▓▓▓▒▒▓▓▓▓▓▓████▓▓▓▓▓▓▓▓▒▒▒▒▒▒▒▒▒▒▒▒▓▓▓▓▓▓▓▓██▓▓▓▓▒▒▒▒▒▒▒▒▓▓██▓▓▓▓▓▓▒▒▒▒▓▓██
  ██▓▓▓▓▓▓▓▓▓▓▓▓▓▓▓▓▓▓██▓▓▓▓▓▓▓▓▒▒▒▒▒▒▒▒▒▒▒▒▒▒▒▒▓▓▓▓▓▓▓▓██▓▓▓▓▒▒▒▒▒▒▓▓██▓▓▓▓▓▓▓▓██████
████▓▓▓▓▓▓▓▓▓▓▓▓▓▓▓▓▓▓██▓▓▓▓▓▓▓▓▒▒▒▒▒▒▒▒▒▒▒▒▒▒▒▒▒▒▒▒▓▓▓▓██▓▓▓▓▒▒▒▒▒▒▓▓▓▓██▓▓▓▓██▒▒▒▒▒▒██
████████████▓▓▓▓▓▓▓▓▓▓██▓▓▓▓▓▓▓▓▓▓▒▒▒▒▒▒▒▒▒▒▒▒▒▒▒▒▓▓▓▓▓▓▓▓██▓▓▒▒▒▒▒▒▒▒▓▓██▓▓██▒▒▒▒▒▒▒▒██
██▒▒▒▒████▒▒████████████▓▓▓▓▓▓▓▓▓▓▓▓▒▒▒▒▒▒▒▒▒▒▒▒▓▓▓▓▓▓▓▓▓▓██▓▓▓▓▒▒▒▒▓▓▓▓██████▒▒░░░░░░██
██▒▒▒▒██▒▒▒▒▒▒██▒▒▒▒████▓▓▓▓▓▓▓▓▓▓▒▒▒▒▒▒▒▒▒▒▒▒▒▒▓▓▓▓▓▓▓▓▓▓██▓▓▓▓▒▒▒▒▓▓▓▓██████▒▒░░░░░░██
██░░░░██░░░░░░██░░░░░░██▓▓▓▓▓▓▓▓▓▓▓▓▓▓▓▓▓▓▓▓▓▓▓▓▓▓▓▓▓▓▓▓▓▓██▓▓▓▓▓▓▓▓▓▓▓▓██▒▒▒▒██░░░░░░██
██░░░░██░░░░░░██░░░░░░████▓▓▓▓▓▓▓▓▓▓▓▓▓▓▓▓▓▓▓▓▓▓▓▓▓▓▓▓▓▓▓▓██▓▓▓▓▓▓▓▓▓▓▓▓██░░░░██▒▒▓▓▓▓██
██░░░░██░░░░░░██░░░░░░████▓▓▓▓▓▓▓▓▓▓▓▓▓▓▓▓▓▓▓▓▓▓▓▓▓▓▓▓▓▓▓▓██▓▓▓▓▓▓▓▓▓▓████░░░░██▒▒▒▒▒▒██
████▓▓████▓▓▓▓██▓▓▓▓████████▓▓▓▓▓▓▓▓▓▓▓▓▓▓▓▓▓▓▓▓▓▓▓▓▓▓▓▓▓▓██▓▓▓▓▓▓▓▓██▓▓██▓▓▓▓██▒▒▒▒▒▒██
██▒▒▒▒██▒▒▒▒▒▒██▒▒▒▒▒▒████████████▓▓▓▓▓▓▓▓▓▓▓▓▓▓▓▓▓▓▓▓▓▓██▓▓▓▓▓▓████▓▓▓▓██▒▒▒▒██▒▒▒▒██
  ██▒▒██▒▒▒▒▒▒██▒▒▒▒▒▒██  ██████████████████████▓▓▓▓▓▓██▓▓▓▓████  ██▒▒▒▒██▒▒▒▒██▒▒▒▒██
  ██░░██▒▒▒▒▒▒██▒▒▒▒██        ██████████████████████████████        ██▒▒██▒▒▒▒██░░░░██
    ▓▓░░██░░░░██░░░░██            ██▒▒██░░      ██▒▒██              ██░░██░░░░██░░▓▓
      ████░░░░██░░██              ██████        ██████              ██░░██░░██░░████
copy to clipboard 👍 upvote 👎 downvote
fill: spaces toggle palette ▓→✊🏽